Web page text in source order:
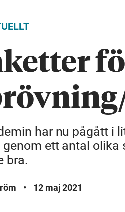
har nu pågått i
ett antal olika
bra.
• 12 maj 2021